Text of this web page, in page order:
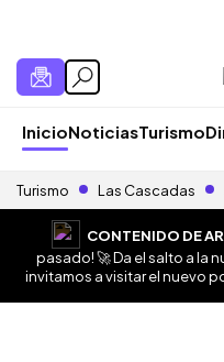
InicioNoticiasTurismo
Turismo Las Cascadas
CONTENIDO DE
pasado! 🚀 Da el salto a la
invitamos a visitar el nuevo